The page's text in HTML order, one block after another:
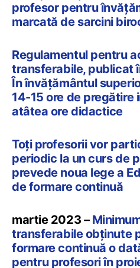
profesor pentru
marcată de sarcini
Regulamentul pentru
transferabile, publicat
În învățământul
14-15 ore de pregătire
atâtea ore didactice
Toți profesorii vor
periodic la un curs de
prevede noua lege a
de formare continuă
martie 2023 –
transferabile obținute
formare continuă o
pentru profesori în